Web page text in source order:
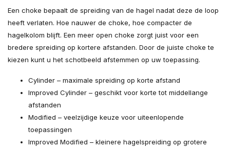
Een choke bepaalt de spreiding van de hagel nadat deze de loop
heeft verlaten. Hoe nauwer de choke, hoe compacter de
hagelkolom blijft. Een meer open choke zorgt juist voor een
bredere spreiding op kortere afstanden. Door de juiste choke te
kiezen kunt u het schotbeeld afstemmen op uw toepassing.
Cylinder – maximale spreiding op korte afstand
Improved Cylinder – geschikt voor korte tot middellange
afstanden
Modified – veelzijdige keuze voor uiteenlopende
toepassingen
Improved Modified – kleinere hagelspreiding op grotere